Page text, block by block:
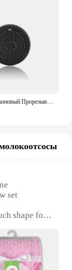
Детский силиконовый Прорезыватель для зубов с мультяшными животными, не содержит Бисфенол А, грызунки, ожерелье для прорезывания зубов, детские жевательные игрушки
set
shape for
transition
newborns